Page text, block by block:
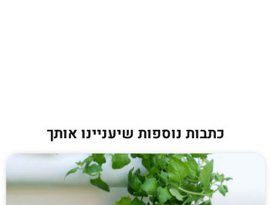
כתבות נוספות שיעניינו אותך